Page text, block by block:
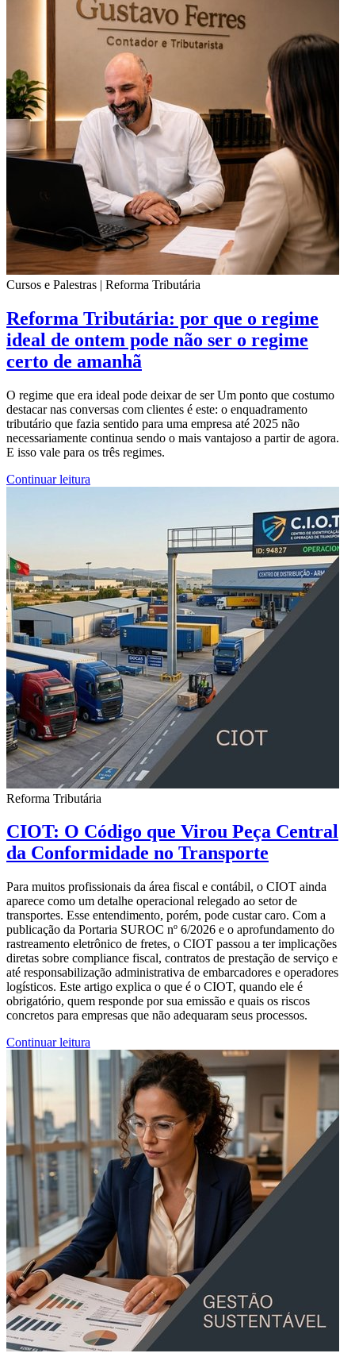
Cursos e Palestras | Reforma Tributária
Reforma Tributária: por que o regime
ideal de ontem pode não ser o regime
certo de amanhã
O regime que era ideal pode deixar de ser Um ponto que costumo
destacar nas conversas com clientes é este: o enquadramento
tributário que fazia sentido para uma empresa até 2025 não
necessariamente continua sendo o mais vantajoso a partir de agora.
E isso vale para os três regimes.
Continuar leitura
Reforma Tributária
CIOT: O Código que Virou Peça Central
da Conformidade no Transporte
Para muitos profissionais da área fiscal e contábil, o CIOT ainda
aparece como um detalhe operacional relegado ao setor de
transportes. Esse entendimento, porém, pode custar caro. Com a
publicação da Portaria SUROC nº 6/2026 e o aprofundamento do
rastreamento eletrônico de fretes, o CIOT passou a ter implicações
diretas sobre compliance fiscal, contratos de prestação de serviço e
até responsabilização administrativa de embarcadores e operadores
logísticos. Este artigo explica o que é o CIOT, quando ele é
obrigatório, quem responde por sua emissão e quais os riscos
concretos para empresas que não adequaram seus processos.
Continuar leitura